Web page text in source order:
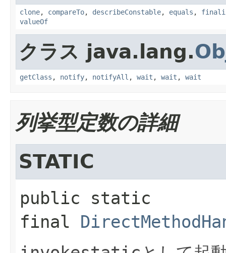
clone, compareTo, describeConstable, equals ,
valueOf
クラス java.lang.
getClass , notify, notifyAll , wait , wait , wait
列挙型定数の詳細
STATIC
public static
final